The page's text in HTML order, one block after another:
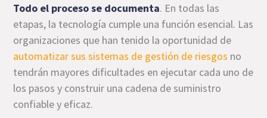
Todo el proceso se documenta. En todas las
etapas, la tecnología cumple una función esencial. Las
organizaciones que han tenido la oportunidad de
automatizar sus sistemas de gestión de riesgos no
tendrán mayores dificultades en ejecutar cada uno de
los pasos y construir una cadena de suministro
confiable y eficaz.